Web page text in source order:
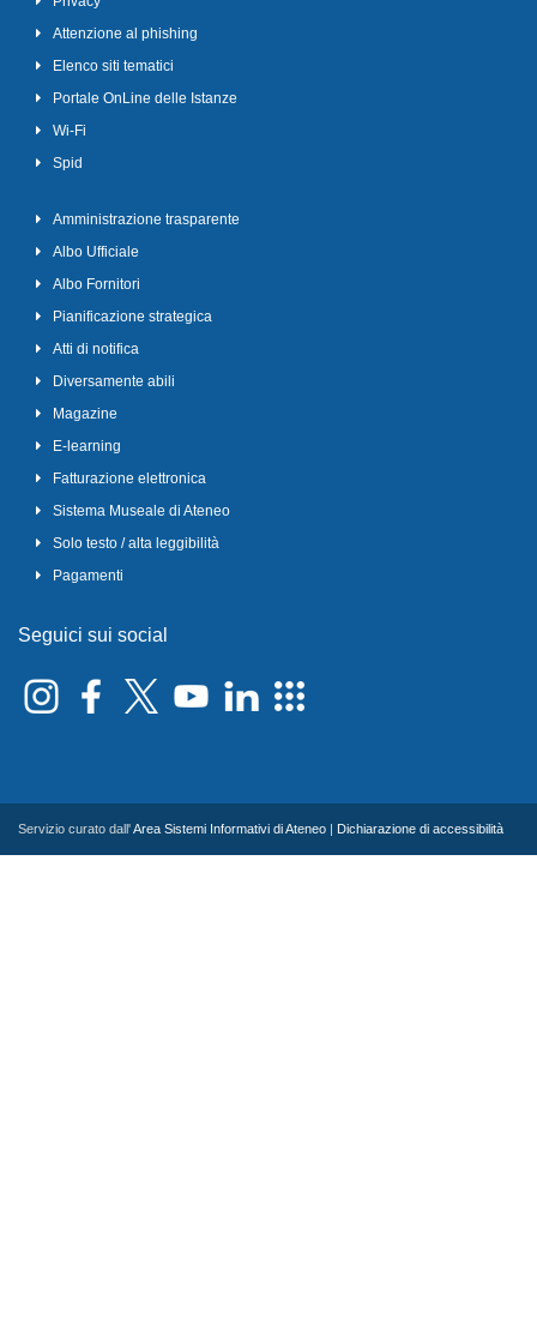
Attenzione al phishing
Elenco siti tematici
Portale OnLine delle Istanze
Wi-Fi
Spid
Amministrazione trasparente
Albo Ufficiale
Albo Fornitori
Pianificazione strategica
Atti di notifica
Diversamente abili
Magazine
E-learning
Fatturazione elettronica
Sistema Museale di Ateneo
Solo testo / alta leggibilità
Pagamenti
Seguici sui social
Servizio curato dall'Area Sistemi Informativi di Ateneo Dichiarazione di accessibilità